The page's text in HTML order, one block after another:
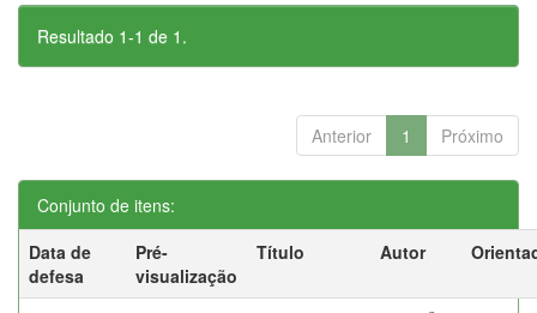
Resultado 1-1 de 1.
Anterior 1 Próximo
Conjunto de itens:
Data de
defesa
Pré-
visualização
Título Autor